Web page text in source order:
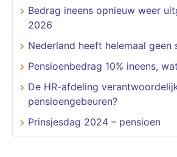
Bedrag ineens opnieuw weer
2026
Nederland heeft helemaal geen
Pensioenbedrag 10% ineens,
De HR-afdeling
pensioengebeuren?
Prinsjesdag 2024 – pensioen